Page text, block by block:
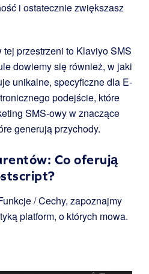
i ostatecznie zwiększasz
przestrzeni to Klaviyo SMS
dowiemy się również, w jaki
unikalne, specyficzne dla E-
podejście, które
SMS-owy w znaczące
generują przychody.
Co oferują
/ Cechy, zapoznajmy
platform, o których mowa.